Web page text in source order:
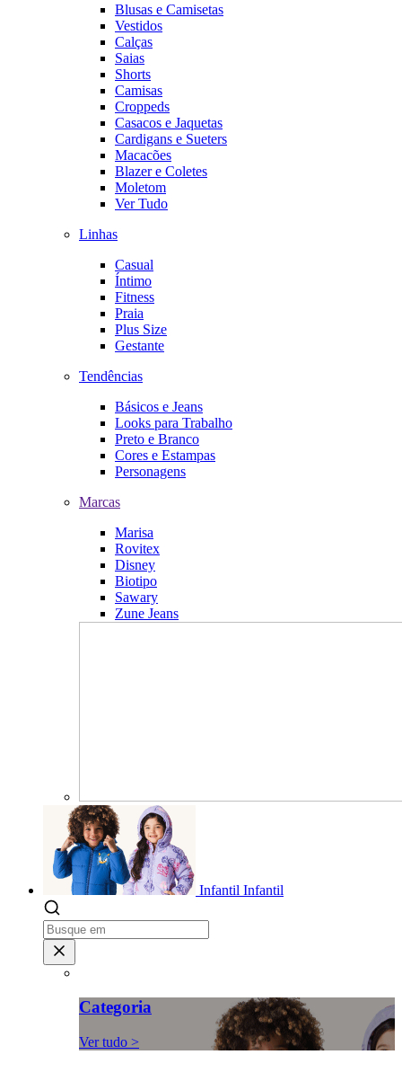
Blusas e Camisetas
Vestidos
Calças
Saias
Shorts
Camisas
Croppeds
Casacos e Jaquetas
Cardigans e Sueters
Macacões
Blazer e Coletes
Moletom
Ver Tudo
Linhas
Casual
Íntimo
Fitness
Praia
Plus Size
Gestante
Tendências
Básicos e Jeans
Looks para Trabalho
Preto e Branco
Cores e Estampas
Personagens
Marcas
Marisa
Rovitex
Disney
Biotipo
Sawary
Zune Jeans
Infantil Infantil
Categoria
Ver tudo >